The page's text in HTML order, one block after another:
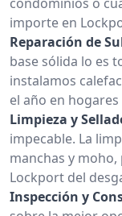
importe en
Reparación de
base sólida lo es
instalamos
el año en
Limpieza y
impecable. La
manchas y
Lockport del
Inspección y